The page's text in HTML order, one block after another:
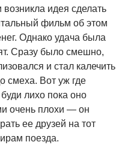
возникла идея сделать
фильм об этом
Однако удача была
Сразу было смешно,
и стал калечить
смеха. Вот уж где
лихо пока оно
очень плохи — он
ее друзей на тот
поезда.